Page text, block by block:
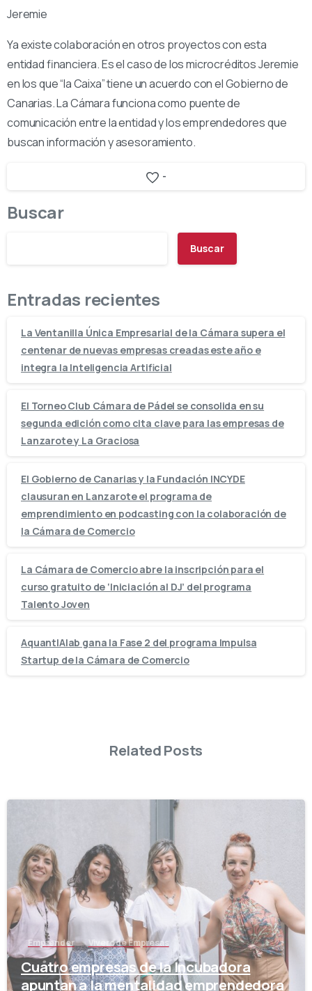
Jeremie
Ya existe colaboración en otros proyectos con esta
entidad financiera. Es el caso de los microcréditos Jeremie
en los que “la Caixa” tiene un acuerdo con el Gobierno de
Canarias. La Cámara funciona como puente de
comunicación entre la entidad y los emprendedores que
buscan información y asesoramiento.
-
Buscar
Buscar
Entradas recientes
La Ventanilla Única Empresarial de la Cámara supera el
centenar de nuevas empresas creadas este año e
integra la Inteligencia Artificial
El Torneo Club Cámara de Pádel se consolida en su
segunda edición como cita clave para las empresas de
Lanzarote y La Graciosa
El Gobierno de Canarias y la Fundación INCYDE
clausuran en Lanzarote el programa de
emprendimiento en podcasting con la colaboración de
la Cámara de Comercio
La Cámara de Comercio abre la inscripción para el
curso gratuito de ‘Iniciación al DJ’ del programa
Talento Joven
AquantIAlab gana la Fase 2 del programa Impulsa
Startup de la Cámara de Comercio
Related Posts
Emprender Vivero de Empresas
Cuatro empresas de la Incubadora
apuntan a la mentalidad emprendedora